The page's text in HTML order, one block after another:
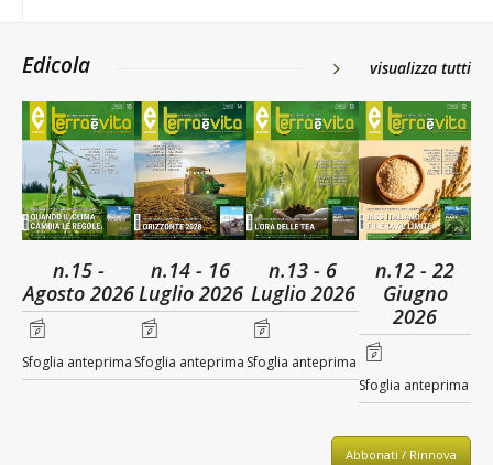
Edicola visualizza tutti
n.15 -
Agosto 2026
Sfoglia anteprima
n.14 - 16
Luglio 2026
Sfoglia anteprima
n.13 - 6
Luglio 2026
Sfoglia anteprima
n.12 - 22
Giugno
2026
Sfoglia anteprima
Abbonati / Rinnova